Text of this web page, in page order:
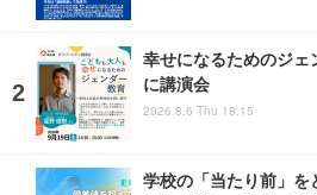
幸せになるためのジェ
に講演会
2026.8.6 Thu 18:15
学校の「当たり前」